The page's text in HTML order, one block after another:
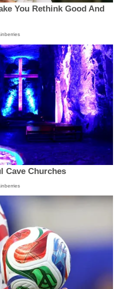
You Rethink Good And
Cave Churches